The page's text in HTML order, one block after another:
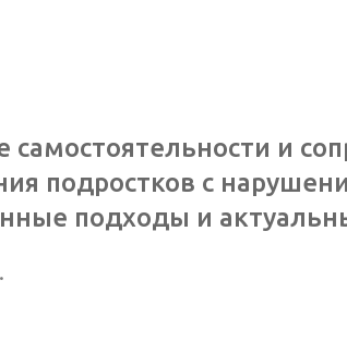
самостоятельности и
подростков с
подходы и